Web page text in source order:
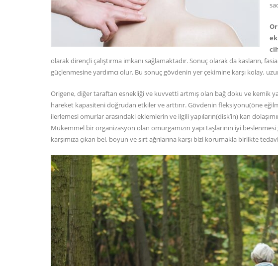
olarak dirençli çalıştırma imkanı sağlamaktadır. Sonuç olarak da kasların,
güçlenmesine yardımcı olur. Bu sonuç gövdenin yer çekimine karşı kolay,
Origene, diğer taraftan esnekliği ve kuvvetti artmış olan bağ doku ve kemik
hareket kapasiteni doğrudan etkiler ve arttırır. Gövdenin fleksiyonu(öne
ilerlemesi omurlar arasındaki eklemlerin ve ilgili yapıların(disk’in) kan
Mükemmel bir organizasyon olan omurgamızın yapı taşlarının iyi
karşımıza çıkan bel, boyun ve sırt ağrılarına karşı bizi korumakla birlikte